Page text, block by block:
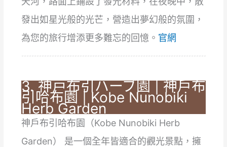
發出如星光般的光芒，營造出夢幻般的氛圍，
為您的旅行增添更多難忘的回憶。 官網
3. 神戸布引ハーブ園 | 神戶布
引哈布園 | Kobe Nunobiki
Herb Garden
神戶布引哈布園（Kobe Nunobiki Herb
Garden） 是一個全年皆適合的觀光景點，擁